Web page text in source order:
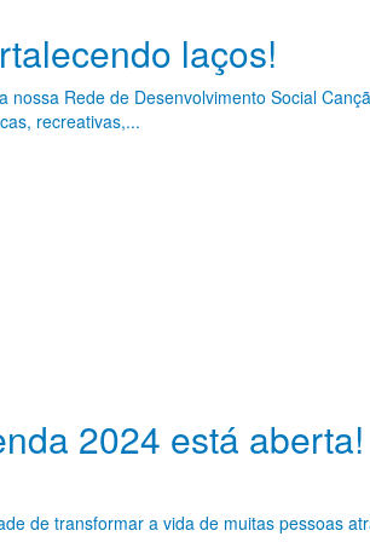
laços!
Rede de Desenvolvimento Social
recreativas,...
2024 está
de transformar a vida de muitas pessoas